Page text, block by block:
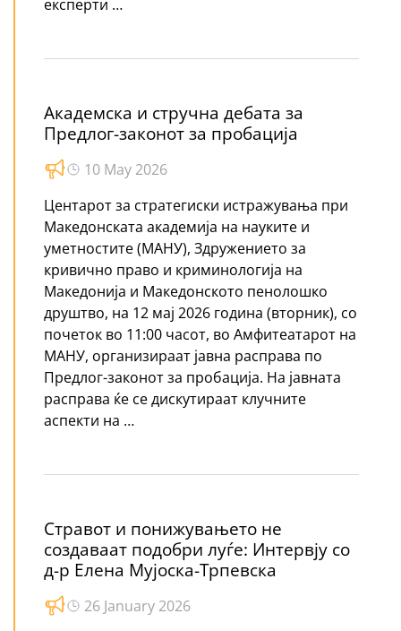
експерти …
Академска и стручна дебата за
Предлог-законот за пробација
10 May 2026
Центарот за стратегиски истражувања при
Македонската академија на науките и
уметностите (МАНУ), Здружението за
кривично право и криминологија на
Македонија и Македонското пенолошко
друштво, на 12 мај 2026 година (вторник), со
почеток во 11:00 часот, во Амфитеатарот на
МАНУ, организираат јавна расправа по
Предлог-законот за пробација. На јавната
расправа ќе се дискутираат клучните
аспекти на …
Стравот и понижувањето не
создаваат подобри луѓе: Интервју со
д-р Елена Мујоска-Трпевска
26 January 2026